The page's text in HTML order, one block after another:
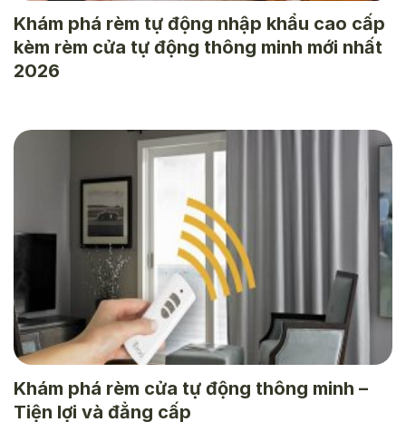
Khám phá rèm tự động nhập khẩu cao cấp
kèm rèm cửa tự động thông minh mới nhất
2026
Khám phá rèm cửa tự động thông minh –
Tiện lợi và đẳng cấp